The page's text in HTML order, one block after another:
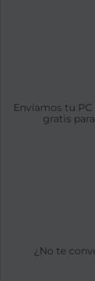
Envíamos tu
gratis
¿No te